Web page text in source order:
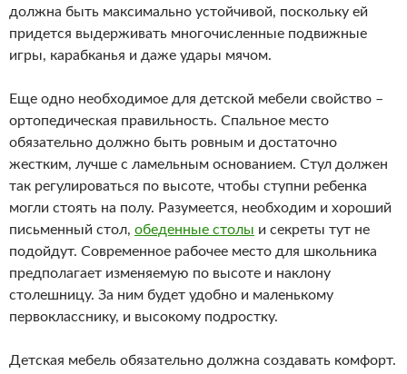
должна быть максимально устойчивой, поскольку ей
придется выдерживать многочисленные подвижные
игры, карабканья и даже удары мячом.
Еще одно необходимое для детской мебели свойство –
ортопедическая правильность. Спальное место
обязательно должно быть ровным и достаточно
жестким, лучше с ламельным основанием. Стул должен
так регулироваться по высоте, чтобы ступни ребенка
могли стоять на полу. Разумеется, необходим и хороший
письменный стол, обеденные столы и секреты тут не
подойдут. Современное рабочее место для школьника
предполагает изменяемую по высоте и наклону
столешницу. За ним будет удобно и маленькому
первокласснику, и высокому подростку.
Детская мебель обязательно должна создавать комфорт.